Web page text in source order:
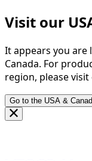
Visit our
It appears you are
Canada. For
region, please visit
Go to the USA &